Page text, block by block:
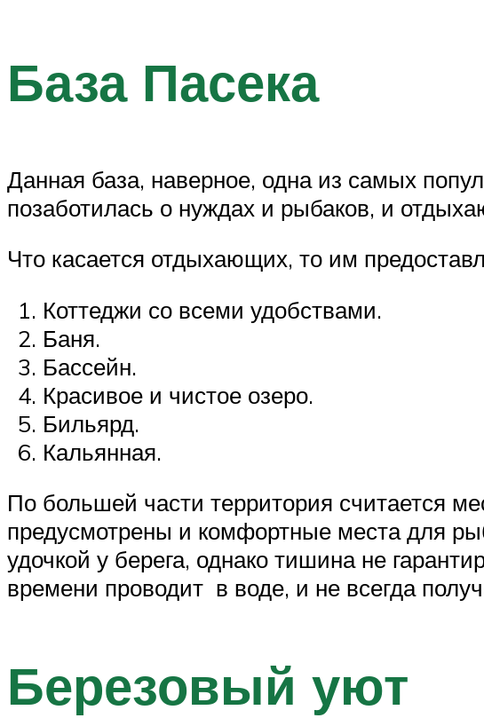
База Пасека
Данная база, наверное, одна из самых
позаботилась о нуждах и рыбаков, и
Что касается отдыхающих, то им
Коттеджи со всеми удобствами.
Баня.
Бассейн.
Красивое и чистое озеро.
Бильярд.
Кальянная.
По большей части территория считается
предусмотрены и комфортные места для
удочкой у берега, однако тишина не
времени проводит в воде, и не всегда
Березовый уют